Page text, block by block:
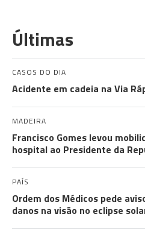
Últimas
CASOS DO DIA
Acidente em cadeia na Via
MADEIRA
Francisco Gomes levou
hospital ao Presidente da
PAÍS
Ordem dos Médicos pede
danos na visão no eclipse